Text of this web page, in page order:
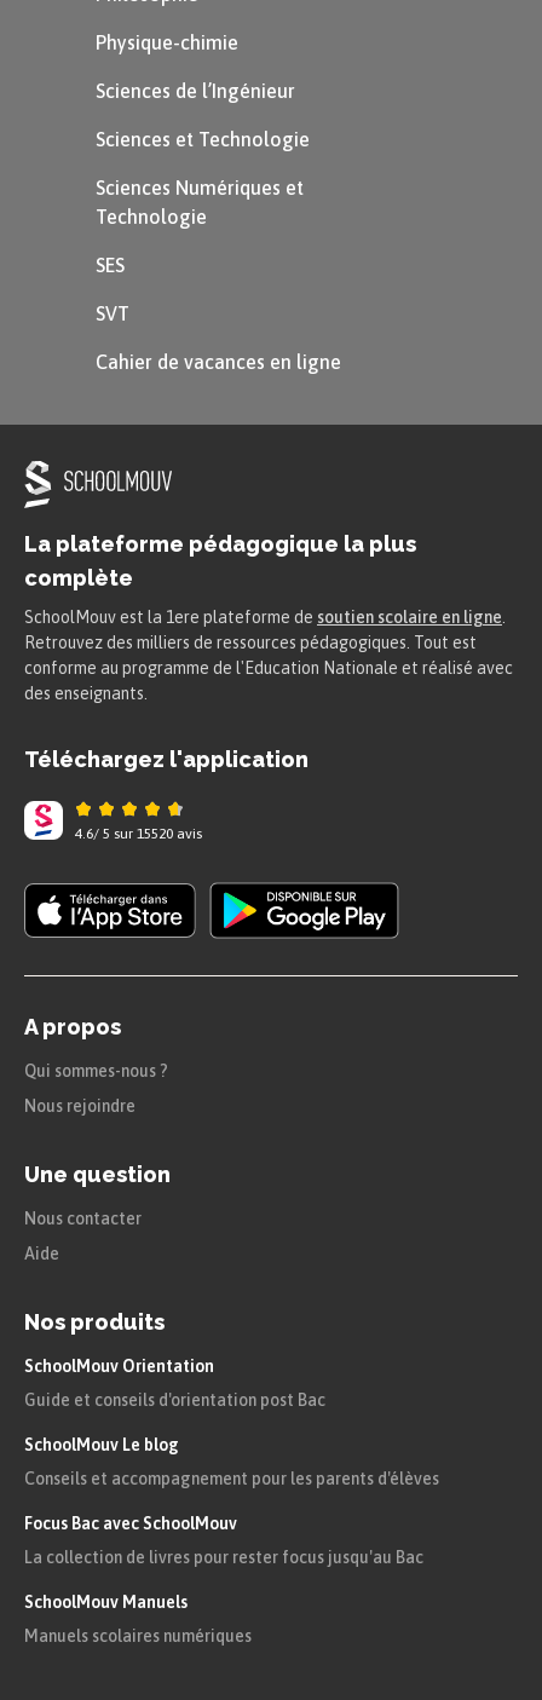
Physique-chimie
Sciences de l’Ingénieur
Sciences et Technologie
Sciences Numériques et
Technologie
SES
SVT
Cahier de vacances en ligne
La plateforme pédagogique la plus
complète
SchoolMouv est la 1ere plateforme de soutien scolaire en ligne
Retrouvez des milliers de ressources pédagogiques. Tout est
conforme au programme de l'Education Nationale et réalisé avec
des enseignants.
Téléchargez l'application
4.6/ 5 sur 15520 avis
A propos
Qui sommes-nous ?
Nous rejoindre
Une question
Nous contacter
Aide
Nos produits
SchoolMouv Orientation
Guide et conseils d'orientation post Bac
SchoolMouv Le blog
Conseils et accompagnement pour les parents d'élèves
Focus Bac avec SchoolMouv
La collection de livres pour rester focus jusqu'au Bac
SchoolMouv Manuels
Manuels scolaires numériques